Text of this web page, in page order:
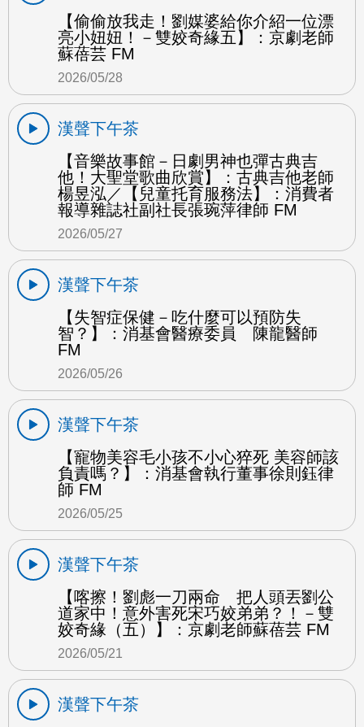
【偷偷放我走！劉媒婆給你介紹一位漂
亮小妞妞！－雙姣奇緣五】：京劇老師
蘇蓓芸 FM
2026/05/28
漢聲下午茶
【音樂故事館－日劇男神也彈古典吉
他！大聖堂歌曲欣賞】：古典吉他老師
楊昱泓／【兒童托育服務法】：消費者
報導雜誌社副社長張琬萍律師 FM
2026/05/27
漢聲下午茶
【失智症保健－吃什麼可以預防失
智？】：消基會醫療委員 陳龍醫師
FM
2026/05/26
漢聲下午茶
【寵物美容毛小孩不小心猝死 美容師該
負責嗎？】：消基會執行董事徐則鈺律
師 FM
2026/05/25
漢聲下午茶
【喀擦！劉彪一刀兩命 把人頭丟劉公
道家中！意外害死宋巧姣弟弟？！－雙
姣奇緣（五）】：京劇老師蘇蓓芸 FM
2026/05/21
漢聲下午茶